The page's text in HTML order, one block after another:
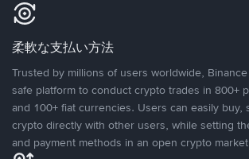
柔軟な支払い方法
Trusted by millions of users worldwide,
safe platform to conduct crypto trades in 800+
and 100+ fiat currencies. Users can easily buy,
crypto directly with other users, while setting
and payment methods in an open crypto